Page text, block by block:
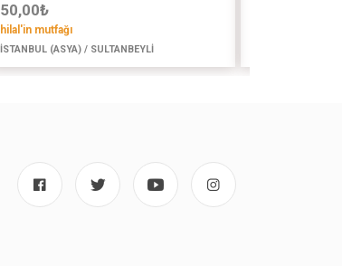
50,00₺
hilal'in mutfağı
İSTANBUL (ASYA) / SULTANBEYLİ